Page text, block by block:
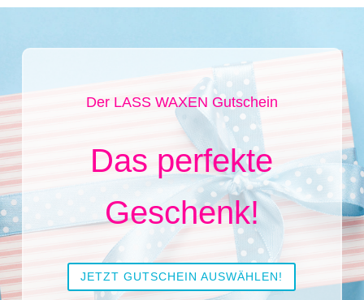
Der LASS WAXEN Gutschein
Das perfekte
Geschenk!
JETZT GUTSCHEIN AUSWÄHLEN!